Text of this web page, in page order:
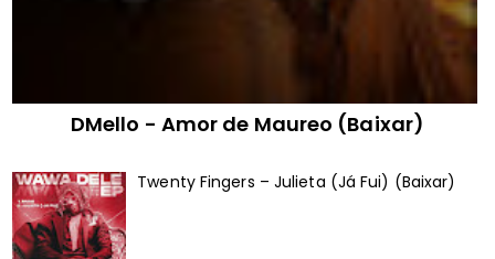
DMello - Amor de Maureo (Baixar)
Twenty Fingers – Julieta (Já Fui) (Baixar)